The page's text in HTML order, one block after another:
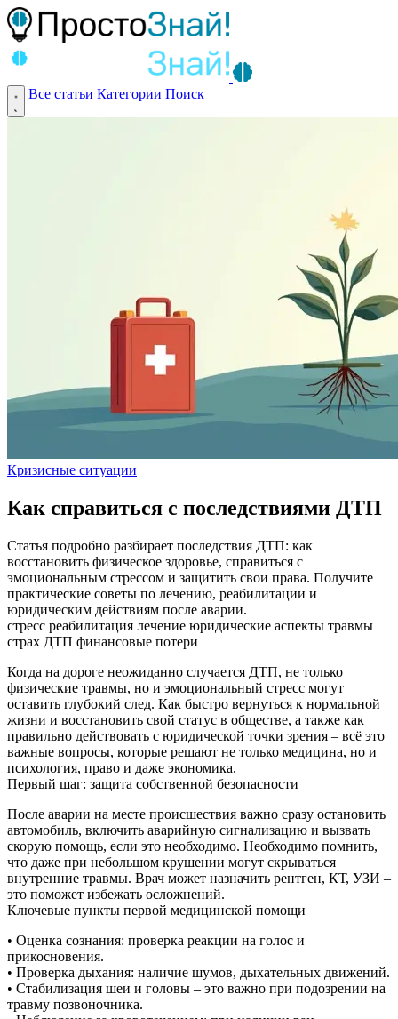
Все статьи Категории Поиск
Кризисные ситуации
Как справиться с последствиями ДТП
Статья подробно разбирает последствия ДТП: как
восстановить физическое здоровье, справиться с
эмоциональным стрессом и защитить свои права. Получите
практические советы по лечению, реабилитации и
юридическим действиям после аварии.
стресс реабилитация лечение юридические аспекты травмы
страх ДТП финансовые потери
Когда на дороге неожиданно случается ДТП, не только
физические травмы, но и эмоциональный стресс могут
оставить глубокий след. Как быстро вернуться к нормальной
жизни и восстановить свой статус в обществе, а также как
правильно действовать с юридической точки зрения – всё это
важные вопросы, которые решают не только медицина, но и
психология, право и даже экономика.
Первый шаг: защита собственной безопасности
После аварии на месте происшествия важно сразу остановить
автомобиль, включить аварийную сигнализацию и вызвать
скорую помощь, если это необходимо. Необходимо помнить,
что даже при небольшом крушении могут скрываться
внутренние травмы. Врач может назначить рентген, КТ, УЗИ –
это поможет избежать осложнений.
Ключевые пункты первой медицинской помощи
• Оценка сознания: проверка реакции на голос и
прикосновения.
• Проверка дыхания: наличие шумов, дыхательных движений.
• Стабилизация шеи и головы – это важно при подозрении на
травму позвоночника.